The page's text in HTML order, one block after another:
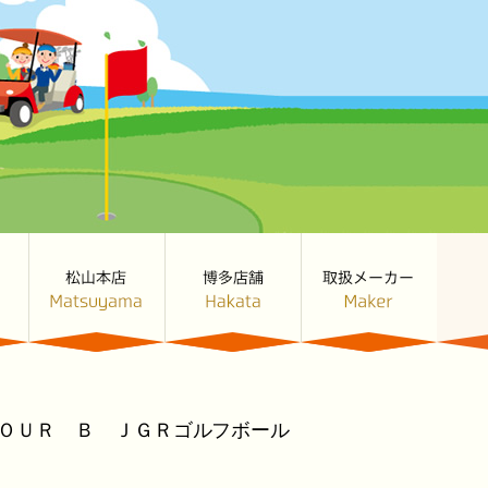
ＯＵＲ Ｂ ＪＧＲゴルフボール